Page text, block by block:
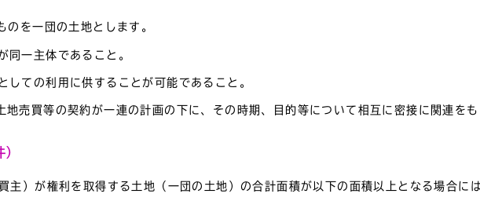
を一団の土地とします。
同一主体であること。
しての利用に供することが可能であること。
売買等の契約が一連の計画の下に、その時期、目的等について相互に密接に関連をも
主）が権利を取得する土地（一団の土地）の合計面積が以下の面積以上となる場合に